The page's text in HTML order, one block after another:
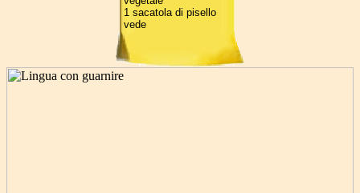
1 sacatola di pisello
vede